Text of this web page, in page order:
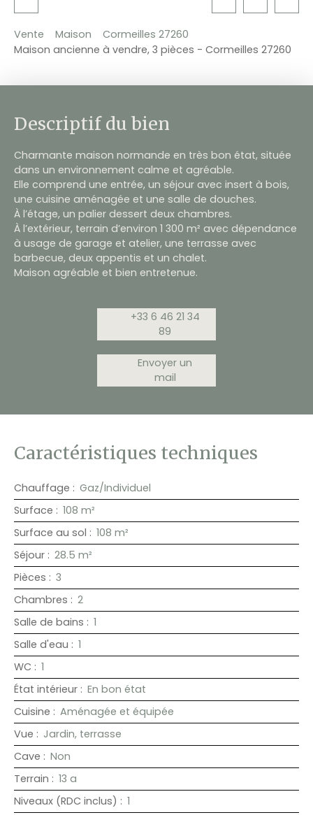
Vente Maison
Cormeilles 27260
Maison ancienne à vendre, 3 pièces - Cormeilles 27260
Descriptif du bien
Charmante maison normande en très bon état, située
dans un environnement calme et agréable.
Elle comprend une entrée, un séjour avec insert à bois,
une cuisine aménagée et une salle de douches.
À l’étage, un palier dessert deux chambres.
À l’extérieur, terrain d’environ 1 300 m² avec dépendance
à usage de garage et atelier, une terrasse avec
barbecue, deux appentis et un chalet.
Maison agréable et bien entretenue.
+33 6 46 21 34
89
Envoyer un
mail
Caractéristiques techniques
Chauffage : Gaz/Individuel
Surface : 108 m²
Surface au sol : 108 m²
Séjour : 28.5 m²
Pièces : 3
Chambres : 2
Salle de bains : 1
Salle d'eau : 1
WC : 1
État intérieur : En bon état
Cuisine : Aménagée et équipée
Vue : Jardin, terrasse
Cave : Non
Terrain : 13 a
Niveaux (RDC inclus) : 1